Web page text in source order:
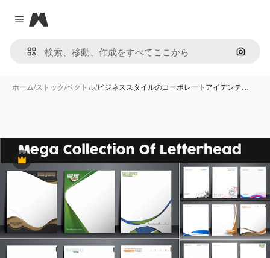
Close menu
Magnific
画像で
ホーム/ストック/ベクトル/ビジネススタイルのコーポレートアイデンテ…
Premium